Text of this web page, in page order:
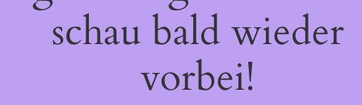
schau bald wieder
vorbei!